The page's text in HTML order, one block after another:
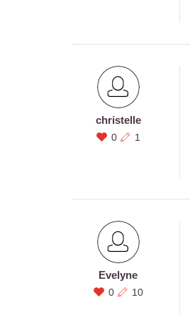
christelle
0 1
Evelyne
0 10